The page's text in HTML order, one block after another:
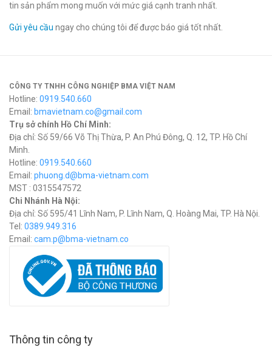
tin sản phẩm mong muốn với mức giá cạnh tranh nhất.
Gửi yêu cầu ngay cho chúng tôi để được báo giá tốt nhất.
CÔNG TY TNHH CÔNG NGHIỆP BMA VIỆT NAM
Hotline: 0919.540.660
Email: bmavietnam.co@gmail.com
Trụ sở chính Hồ Chí Minh:
Địa chỉ: Số 59/66 Võ Thị Thừa, P. An Phú Đông, Q. 12, TP. Hồ Chí
Minh.
Hotline: 0919.540.660
Email: phuong.d@bma-vietnam.com
MST : 0315547572
Chi Nhánh Hà Nội:
Địa chỉ: Số 595/41 Lĩnh Nam, P. Lĩnh Nam, Q. Hoàng Mai, TP. Hà Nội.
Tel: 0389.949.316
Email: cam.p@bma-vietnam.co
Thông tin công ty